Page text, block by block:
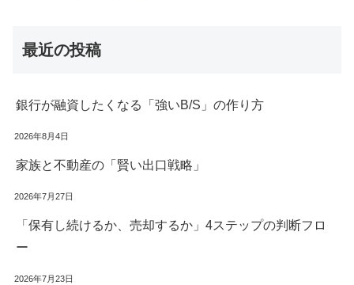
最近の投稿
銀行が融資したくなる「強いB/S」の作り方
2026年8月4日
家族と不動産の「賢い出口戦略」
2026年7月27日
「保有し続けるか、売却するか」4ステップの判断フロ
ー
2026年7月23日